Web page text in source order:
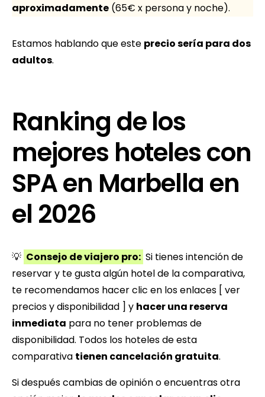
aproximadamente (65€ x persona y noche).
Estamos hablando que este precio sería para dos
adultos.
Ranking de los
mejores hoteles con
SPA en Marbella en
el 2026
💡 Consejo de viajero pro: Si tienes intención de
reservar y te gusta algún hotel de la comparativa,
te recomendamos hacer clic en los enlaces [ ver
precios y disponibilidad ] y hacer una reserva
inmediata para no tener problemas de
disponibilidad. Todos los hoteles de esta
comparativa tienen cancelación gratuita.
Si después cambias de opinión o encuentras otra